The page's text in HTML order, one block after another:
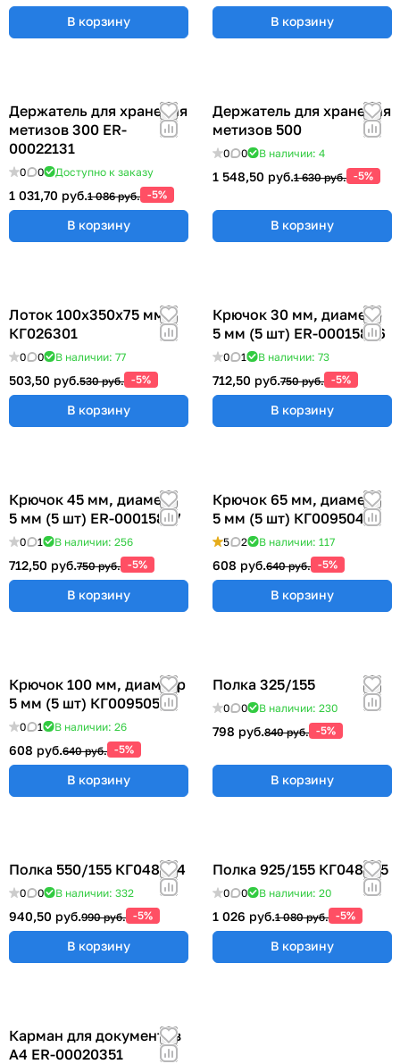
В корзину В корзину
Держатель для хранения
метизов 300 ER-
00022131
0 0 Доступно к заказу
1 031,70 руб.1 086 руб. -5%
В корзину
Держатель для хранения
метизов 500
0 0 В наличии: 4
1 548,50 руб.1 630 руб. -5%
В корзину
Лоток 100x350x75 мм
КГ026301
0 0 В наличии: 77
503,50 руб.530 руб. -5%
В корзину
Крючок 30 мм, диаметр
5 мм (5 шт) ER-00015856
0 1 В наличии: 73
712,50 руб.750 руб. -5%
В корзину
Крючок 45 мм, диаметр
5 мм (5 шт) ER-00015857
0 1 В наличии: 256
712,50 руб.750 руб. -5%
В корзину
Крючок 65 мм, диаметр
5 мм (5 шт) КГ009504
5 2 В наличии: 117
608 руб.640 руб. -5%
В корзину
Крючок 100 мм, диаметр
5 мм (5 шт) КГ009505
0 1 В наличии: 26
608 руб.640 руб. -5%
В корзину
Полка 325/155
0 0 В наличии: 230
798 руб.840 руб. -5%
В корзину
Полка 550/155 КГ048824
0 0 В наличии: 332
940,50 руб.990 руб. -5%
В корзину
Полка 925/155 КГ048825
0 0 В наличии: 20
1 026 руб.1 080 руб. -5%
В корзину
Карман для документов
А4 ER-00020351